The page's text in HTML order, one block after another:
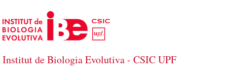
Salta al contingut principal
Institut de Biologia Evolutiva - CSIC UPF